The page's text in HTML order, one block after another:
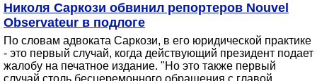
Николя Саркози обвинил репортеров Nouvel
Observateur в подлоге
По словам адвоката Саркози, в его юридической практике
- это первый случай, когда действующий президент подает
жалобу на печатное издание. "Но это также первый
случай столь бесцеремонного обращения с главой